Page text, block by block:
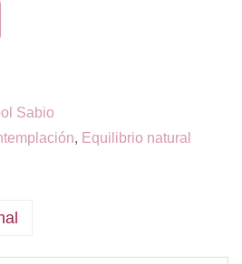
Sabio
, Equilibrio natural